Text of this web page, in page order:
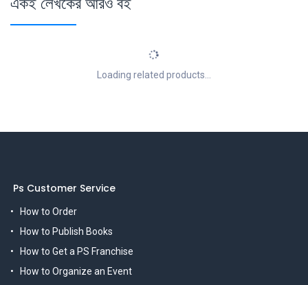
Loading related products...
Ps Customer Service
How to Order
How to Publish Books
How to Get a PS Franchise
How to Organize an Event